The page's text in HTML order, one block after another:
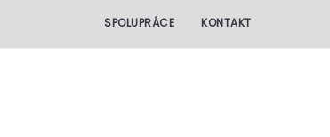
SPOLUPRÁCE KONTAKT